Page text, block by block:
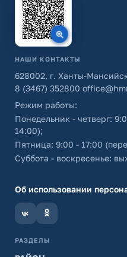
НАШИ КОНТАКТЫ
628002, г. Ханты-
8 (3467) 352800
Режим работы:
Понедельник - четверг:
14:00);
Пятница: 9:00 - 17:00
Суббота - воскресенье:
Об использовании
РАЗДЕЛЫ